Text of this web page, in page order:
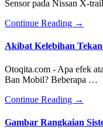
Max
Macet
Sensor pada Nissan X-
Continue Reading about
Ciri-
atau
Gejala
Sensor
Pada
Nissan
→
Akibat Kelebihan
Otoqita.com - Apa efek
Ban Mobil? Beberapa …
Continue Reading about
→
Gambar Rangkaian